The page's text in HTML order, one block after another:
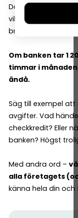
Det är inte det
viktiga är hur
brett utbud banken
Om banken tar 1
timmar i
ändå.
Säg till exempel
avgifter. Vad
checkkredit? Eller
banken? Högst
Med andra ord –
alla företagets
känna hela din